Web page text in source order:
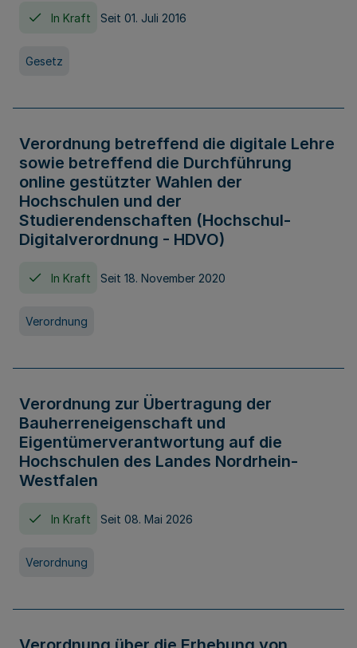
In Kraft Seit 01. Juli 2016
Gesetz
Verordnung betreffend die digitale Lehre
sowie betreffend die Durchführung
online gestützter Wahlen der
Hochschulen und der
Studierendenschaften (Hochschul-
Digitalverordnung - HDVO)
In Kraft Seit 18. November 2020
Verordnung
Verordnung zur Übertragung der
Bauherreneigenschaft und
Eigentümerverantwortung auf die
Hochschulen des Landes Nordrhein-
Westfalen
In Kraft Seit 08. Mai 2026
Verordnung